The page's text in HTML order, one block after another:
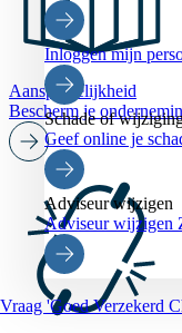
Inloggen mijn
Schade of
Geef online je
Adviseur wijzigen
Adviseur wijzigen
Vraag 'Goed Verzekerd
Aansprakelijkheid
Bescherm je